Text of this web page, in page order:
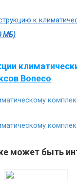
к
МБ)
Boneco
может быть